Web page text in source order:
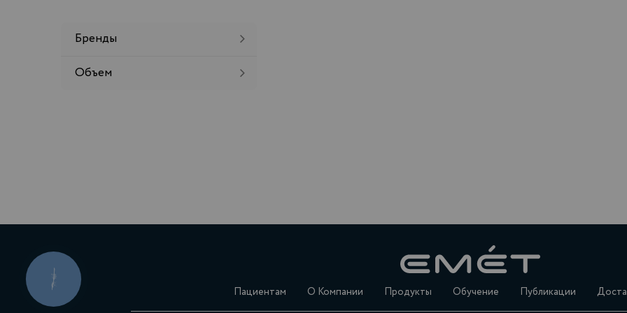
Бренды
Объем
Пациентам О Компании Продукты Обучение Публикации